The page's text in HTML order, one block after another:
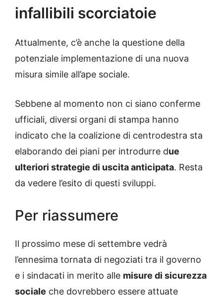
infallibili scorciatoie
Attualmente, c’è anche la questione della
potenziale implementazione di una nuova
misura simile all’ape sociale.
Sebbene al momento non ci siano conferme
ufficiali, diversi organi di stampa hanno
indicato che la coalizione di centrodestra sta
elaborando dei piani per introdurre due
ulteriori strategie di uscita anticipata. Resta
da vedere l’esito di questi sviluppi.
Per riassumere
Il prossimo mese di settembre vedrà
l’ennesima tornata di negoziati tra il governo
e i sindacati in merito alle misure di sicurezza
sociale che dovrebbero essere attuate